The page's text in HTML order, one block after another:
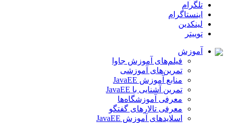
تلگرام
اینستاگرام
لینکدین
توییتر
آموزش
فیلم‌های آموزش جاوا
تمرین‌های آموزشی
منابع آموزش JavaEE
تمرین آشنایی با JavaEE
معرفی آموزشگاه‌ها
معرفی تالارهای گفتگو
اسلایدهای آموزش JavaEE